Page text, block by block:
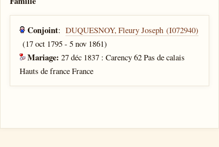
Conjoint:DUQUESNOY, Fleury Joseph (I072940)
(17 oct 1795 - 5 nov 1861)
Mariage:27 déc 1837 : Carency 62 Pas de calais
Hauts de france France